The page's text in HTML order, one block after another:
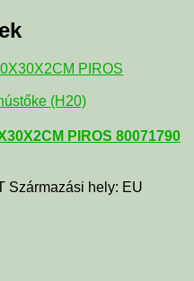
(H20)
PIROS 80071790
Származási hely: EU